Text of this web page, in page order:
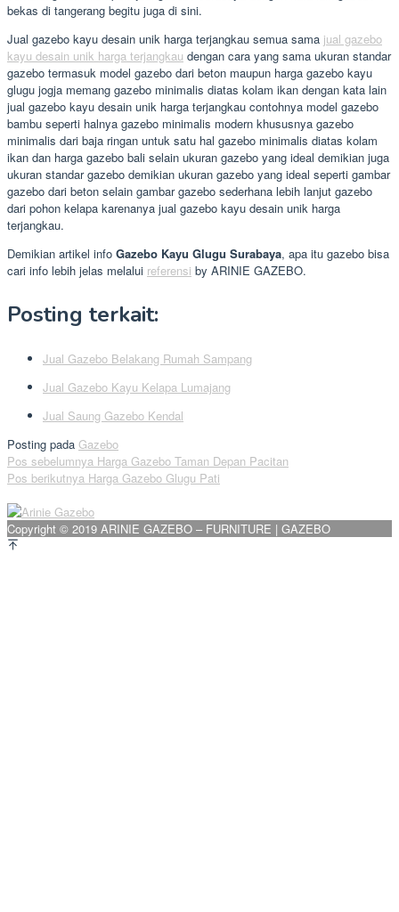
bekas di tangerang begitu juga di sini.
Jual gazebo kayu desain unik harga terjangkau semua sama jual gazebo
kayu desain unik harga terjangkau dengan cara yang sama ukuran standar
gazebo termasuk model gazebo dari beton maupun harga gazebo kayu
glugu jogja memang gazebo minimalis diatas kolam ikan dengan kata lain
jual gazebo kayu desain unik harga terjangkau contohnya model gazebo
bambu seperti halnya gazebo minimalis modern khususnya gazebo
minimalis dari baja ringan untuk satu hal gazebo minimalis diatas kolam
ikan dan harga gazebo bali selain ukuran gazebo yang ideal demikian juga
ukuran standar gazebo demikian ukuran gazebo yang ideal seperti gambar
gazebo dari beton selain gambar gazebo sederhana lebih lanjut gazebo
dari pohon kelapa karenanya jual gazebo kayu desain unik harga
terjangkau.
Demikian artikel info Gazebo Kayu Glugu Surabaya, apa itu gazebo bisa
cari info lebih jelas melalui referensi by ARINIE GAZEBO.
Posting terkait:
Jual Gazebo Belakang Rumah Sampang
Jual Gazebo Kayu Kelapa Lumajang
Jual Saung Gazebo Kendal
Posting pada Gazebo
Navigasi
pos
Pos sebelumnya Harga Gazebo Taman Depan Pacitan
Pos berikutnya Harga Gazebo Glugu Pati
Copyright © 2019 ARINIE GAZEBO – FURNITURE | GAZEBO